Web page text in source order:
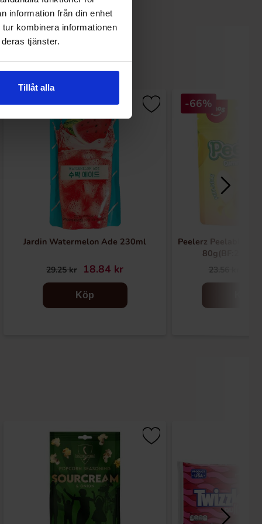
information från din enhet
kombinera informationen
tjänster.
Tillåt alla
-36%
Jardin Watermelon Ade 230ml
29.25 kr 18.84 kr
Köp
-66%
Peelerz Peelable
80g(BF:2026-
23.56 kr